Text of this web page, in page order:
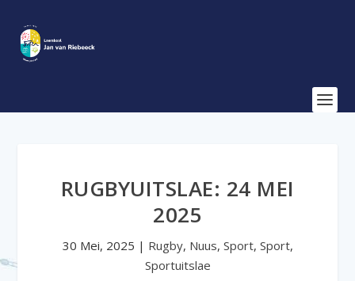
RUGBYUITSLAE: 24 MEI
2025
30 Mei, 2025 | Rugby, Nuus, Sport, Sport,
Sportuitslae